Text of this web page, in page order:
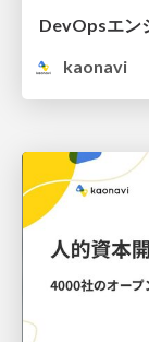
kaonavi